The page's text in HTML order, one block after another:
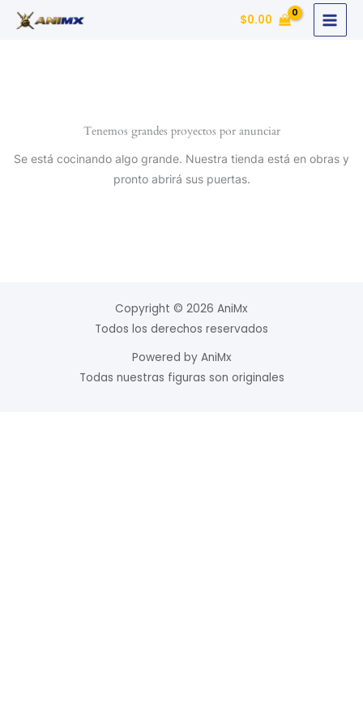
$0.00
Tenemos grandes proyectos por anunciar
Se está cocinando algo grande. Nuestra tienda está en obras y
pronto abrirá sus puertas.
Copyright © 2026 AniMx
Todos los derechos reservados
Powered by AniMx
Todas nuestras figuras son originales